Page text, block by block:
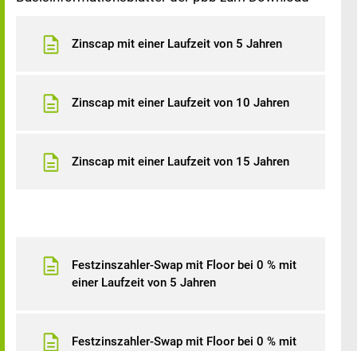
Zinscap mit einer Laufzeit von 5 Jahren
Zinscap mit einer Laufzeit von 10 Jahren
Zinscap mit einer Laufzeit von 15 Jahren
Festzinszahler-Swap mit Floor bei 0 % mit
einer Laufzeit von 5 Jahren
Festzinszahler-Swap mit Floor bei 0 % mit